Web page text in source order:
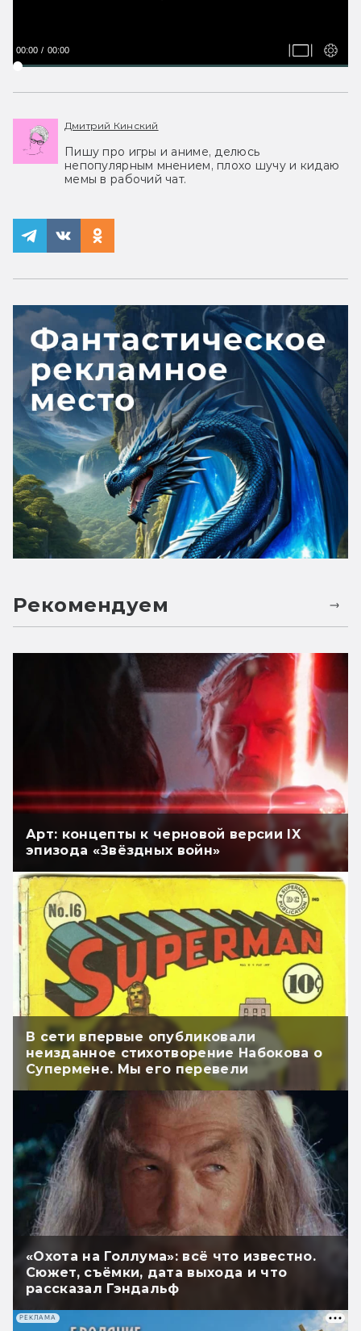
00:00 00:00
Дмитрий Кинский
Пишу про игры и аниме, делюсь
непопулярным мнением, плохо шучу и кидаю
мемы в рабочий чат.
Рекомендуем
Арт: концепты к черновой версии IX
эпизода «Звёздных войн»
В сети впервые опубликовали
неизданное стихотворение Набокова о
Супермене. Мы его перевели
«Охота на Голлума»: всё что известно.
Сюжет, съёмки, дата выхода и что
рассказал Гэндальф
РЕКЛАМА